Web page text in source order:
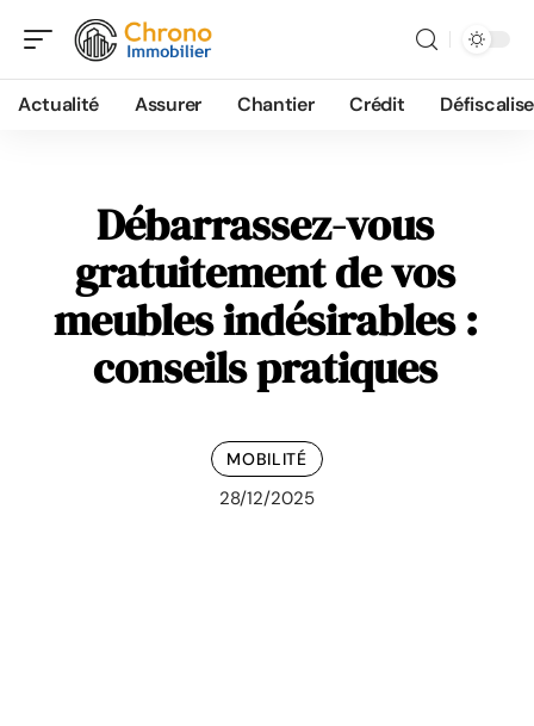
Actualité Assurer Chantier Crédit
Débarrassez-vous
gratuitement de vos
meubles indésirables :
conseils pratiques
MOBILITÉ
28/12/2025